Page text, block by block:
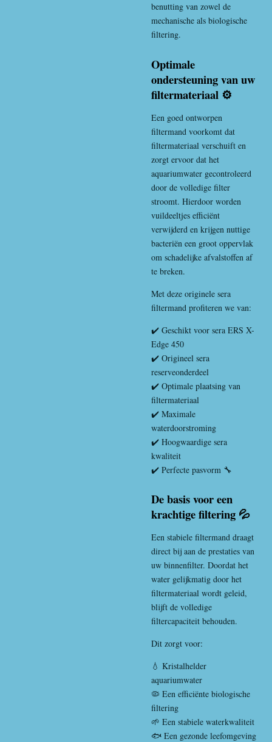
benutting van zowel de
mechanische als biologische
filtering.
Optimale
ondersteuning van uw
filtermateriaal ⚙️
Een goed ontworpen
filtermand voorkomt dat
filtermateriaal verschuift en
zorgt ervoor dat het
aquariumwater gecontroleerd
door de volledige filter
stroomt. Hierdoor worden
vuildeeltjes efficiënt
verwijderd en krijgen nuttige
bacteriën een groot oppervlak
om schadelijke afvalstoffen af
te breken.
Met deze originele sera
filtermand profiteren we van:
✔️ Geschikt voor sera ERS X-
Edge 450
✔️ Origineel sera
reserveonderdeel
✔️ Optimale plaatsing van
filtermateriaal
✔️ Maximale
waterdoorstroming
✔️ Hoogwaardige sera
kwaliteit
✔️ Perfecte pasvorm 🔧
De basis voor een
krachtige filtering 💦
Een stabiele filtermand draagt
direct bij aan de prestaties van
uw binnenfilter. Doordat het
water gelijkmatig door het
filtermateriaal wordt geleid,
blijft de volledige
filtercapaciteit behouden.
Dit zorgt voor:
💧 Kristalhelder
aquariumwater
🦠 Een efficiënte biologische
filtering
🌱 Een stabiele waterkwaliteit
🐟 Een gezonde leefomgeving